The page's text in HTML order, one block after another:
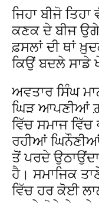
ਜਿਹਾ ਬੀਜੋ
ਕਣਕ ਦੇ ਬੀਜ ਉਗੇ
ਫ਼ਸਲਾਂ ਦੀ ਥਾਂ
ਕਿਉਂ ਬਦਲੇ ਸਾਡੇ
ਅਵਤਾਰ ਸਿੰਘ
ਘਿੜ ਆਪਣੀਆਂ
ਵਿੱਚ ਸਮਾਜ ਵਿੱਚ
ਰਹੀਆਂ
ਤੋਂ ਪਰਦੇ ਉਠਾਉਂਦਾ
ਹੈ। ਸਮਾਜਿਕ
ਵਿੱਚ ਹਰ ਕੋਈ